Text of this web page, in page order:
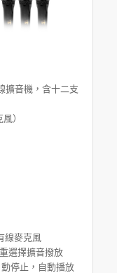
擴音機，含十二支
）
線麥克風
選擇擴音撥放
停止，自動播放